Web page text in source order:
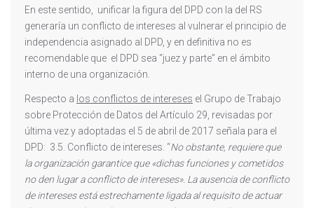
En este sentido, unificar la figura del DPD con la del RS
generaría un conflicto de intereses al vulnerar el principio de
independencia asignado al DPD, y en definitiva no es
recomendable que el DPD sea “juez y parte” en el ámbito
interno de una organización.
Respecto a los conflictos de intereses el Grupo de Trabajo
sobre Protección de Datos del Artículo 29, revisadas por
última vez y adoptadas el 5 de abril de 2017 señala para el
DPD: 3.5. Conflicto de intereses. “No obstante, requiere que
la organización garantice que «dichas funciones y cometidos
no den lugar a conflicto de intereses». La ausencia de conflicto
de intereses está estrechamente ligada al requisito de actuar